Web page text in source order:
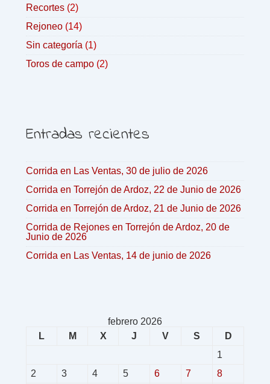
Recortes (2)
Rejoneo (14)
Sin categoría (1)
Toros de campo (2)
Entradas recientes
Corrida en Las Ventas, 30 de julio de 2026
Corrida en Torrejón de Ardoz, 22 de Junio de 2026
Corrida en Torrejón de Ardoz, 21 de Junio de 2026
Corrida de Rejones en Torrejón de Ardoz, 20 de
Junio de 2026
Corrida en Las Ventas, 14 de junio de 2026
febrero 2026
L
M X J V S
D
1
2
3 4 5 6 7 8